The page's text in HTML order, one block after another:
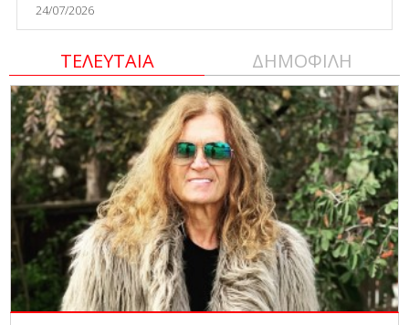
24/07/2026
ΤΕΛΕΥΤΑΙΑ ΔΗΜΟΦΙΛΗ